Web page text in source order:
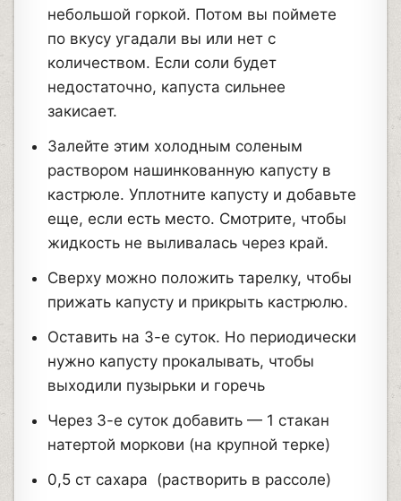
небольшой горкой. Потом вы поймете
по вкусу угадали вы или нет с
количеством. Если соли будет
недостаточно, капуста сильнее
закисает.
Залейте этим холодным соленым
раствором нашинкованную капусту в
кастрюле. Уплотните капусту и добавьте
еще, если есть место. Смотрите, чтобы
жидкость не выливалась через край.
Сверху можно положить тарелку, чтобы
прижать капусту и прикрыть кастрюлю.
Оставить на 3-е суток. Но периодически
нужно капусту прокалывать, чтобы
выходили пузырьки и горечь
Через 3-е суток добавить — 1 стакан
натертой моркови (на крупной терке)
0,5 ст сахара (растворить в рассоле)